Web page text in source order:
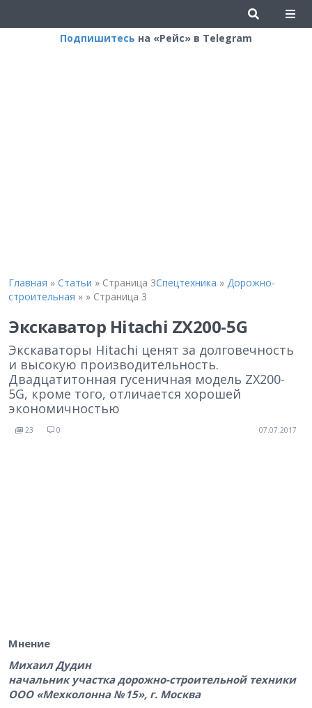
Подпишитесь на «Рейс» в Telegram
Главная » Статьи » Страница 3Спецтехника » Дорожно-
строительная » » Страница 3
Экскаватор Hitachi ZX200-5G
Экскаваторы Hitachi ценят за долговечность
и высокую производительность.
Двадцатитонная гусеничная модель ZX200-
5G, кроме того, отличается хорошей
экономичностью
23 0 07.07.2017
Мнение
Михаил Дудин
начальник участка дорожно-строительной техники
ООО «Мехколонна № 15», г. Москва